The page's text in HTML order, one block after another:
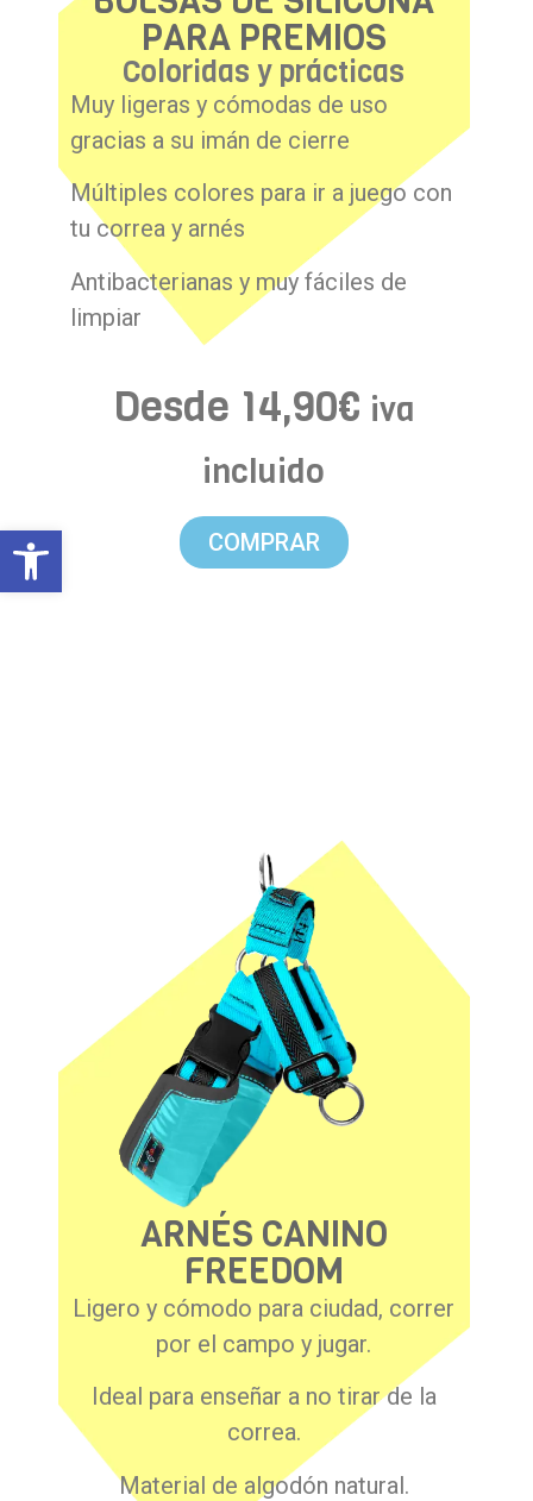
Abrir barra de herramientas
PARA PREMIOS
Coloridas y prácticas
Muy ligeras y cómodas de uso
gracias a su imán de cierre
Múltiples colores para ir a juego con
tu correa y arnés
Antibacterianas y muy fáciles de
limpiar
Desde 14,90€ iva
incluido
COMPRAR
ARNÉS CANINO
FREEDOM
Ligero y cómodo para ciudad, correr
por el campo y jugar.
Ideal para enseñar a no tirar de la
correa.
Material de algodón natural.